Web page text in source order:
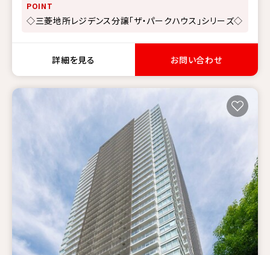
POINT
◇三菱地所レジデンス分譲「ザ・パークハウス」シリーズ◇
詳細を見る お問い合わせ